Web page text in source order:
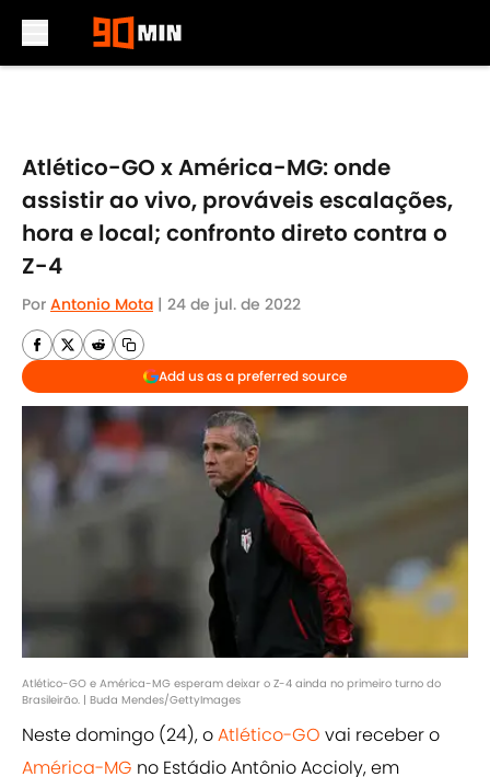
Atlético-GO x América-MG: onde
assistir ao vivo, prováveis escalações,
hora e local; confronto direto contra o
Z-4
Por Antonio Mota | 24 de jul. de 2022
Add us as a preferred source
Atlético-GO e América-MG esperam deixar o Z-4 ainda no primeiro turno do
Brasileirão. | Buda Mendes/GettyImages
Neste domingo (24), oAtlético-GO vai receber o
América-MG no Estádio Antônio Accioly, em